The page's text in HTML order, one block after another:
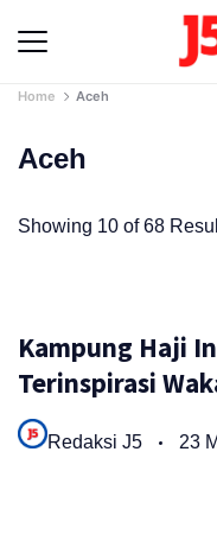
content
Home Aceh
Aceh
Showing 10 of 68
Kampung Haji
Terinspirasi
Redaksi J5 23